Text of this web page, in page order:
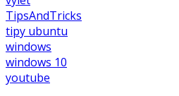
TipsAndTricks
tipy ubuntu
windows
windows 10
youtube